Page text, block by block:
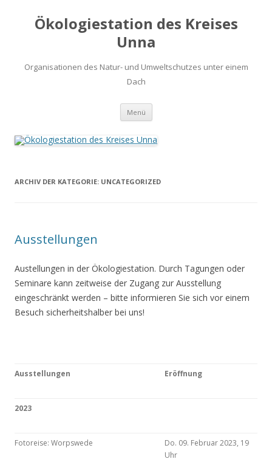
Ökologiestation des Kreises
Unna
Organisationen des Natur- und Umweltschutzes unter einem
Dach
Menü Zum
springen
ARCHIV DER KATEGORIE: UNCATEGORIZED
Ausstellungen
Austellungen in der Ökologiestation. Durch Tagungen oder
Seminare kann zeitweise der Zugang zur Ausstellung
eingeschränkt werden – bitte informieren Sie sich vor einem
Besuch sicherheitshalber bei uns!
Ausstellungen Eröffnung
2023
Fotoreise: Worpswede
Do. 09. Februar 2023, 19
Uhr